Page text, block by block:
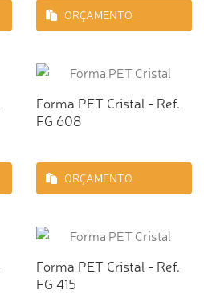
ORÇAMENTO
Forma PET Cristal - Ref.
FG 608
ORÇAMENTO
Forma PET Cristal - Ref.
FG 415